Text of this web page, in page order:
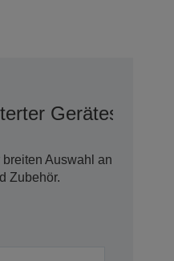
Geräteschutz
Auswahl an
Zubehör.